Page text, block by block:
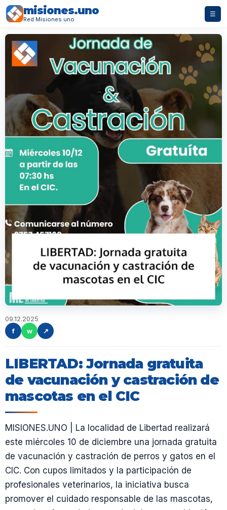
misiones.uno
Red Misiones.uno
☰
09.12.2025
f
w ↗
LIBERTAD: Jornada gratuita
de vacunación y castración de
mascotas en el CIC
MISIONES.UNO | La localidad de Libertad realizará
este miércoles 10 de diciembre una jornada gratuita
de vacunación y castración de perros y gatos en el
CIC. Con cupos limitados y la participación de
profesionales veterinarios, la iniciativa busca
promover el cuidado responsable de las mascotas,